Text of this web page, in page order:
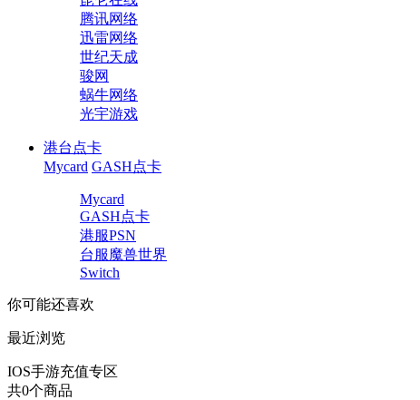
腾讯网络
迅雷网络
世纪天成
骏网
蜗牛网络
光宇游戏
港台点卡
Mycard GASH点卡
Mycard
GASH点卡
港服PSN
台服魔兽世界
Switch
你可能还喜欢
最近浏览
IOS手游充值专区
共0个商品